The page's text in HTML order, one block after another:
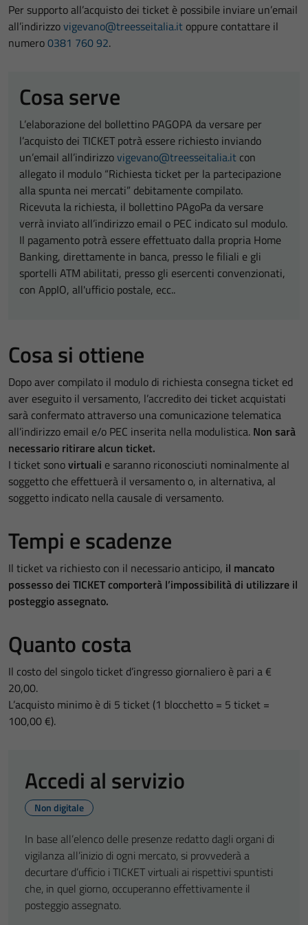
Per supporto all’acquisto dei ticket è possibile inviare un’email
all’indirizzovigevano@treesseitalia.it oppure contattare il
numero0381 760 92.
Cosa serve
L’elaborazione del bollettino PAGOPA da versare per
l’acquisto dei TICKET potrà essere richiesto inviando
un’email all’indirizzovigevano@treesseitalia.it con
allegato il modulo “Richiesta ticket per la partecipazione
alla spunta nei mercati” debitamente compilato.
Ricevuta la richiesta, il bollettino PAgoPa da versare
verrà inviato all’indirizzo email o PEC indicato sul modulo.
Il pagamento potrà essere effettuato dalla propria Home
Banking, direttamente in banca, presso le filiali e gli
sportelli ATM abilitati, presso gli esercenti convenzionati,
con AppIO, all'ufficio postale, ecc..
Cosa si ottiene
Dopo aver compilato il modulo di richiesta consegna ticket ed
aver eseguito il versamento, l’accredito dei ticket acquistati
sarà confermato attraverso una comunicazione telematica
all’indirizzo email e/o PEC inserita nella modulistica. Non sarà
necessario ritirare alcun ticket.
I ticket sonovirtuali e saranno riconosciuti nominalmente al
soggetto che effettuerà il versamento o, in alternativa, al
soggetto indicato nella causale di versamento.
Tempi e scadenze
Il ticket va richiesto con il necessario anticipo, il mancato
possesso dei TICKET comporterà l’impossibilità di utilizzare il
posteggio assegnato.
Quanto costa
Il costo del singolo ticket d’ingresso giornaliero è pari a €
20,00.
L’acquisto minimo è di 5 ticket (1 blocchetto = 5 ticket =
100,00 €).
Accedi al servizio
Non digitale
In base all’elenco delle presenze redatto dagli organi di
vigilanza all’inizio di ogni mercato, si provvederà a
decurtare d’ufficio i TICKET virtuali ai rispettivi spuntisti
che, in quel giorno, occuperanno effettivamente il
posteggio assegnato.